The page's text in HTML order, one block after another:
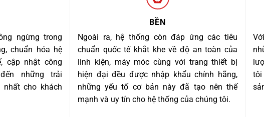
ngừng trong
chuẩn hóa hệ
cập nhật công
những trải
nhất cho khách
BỀN
Ngoài ra, hệ thống còn đáp ứng các tiêu
chuẩn quốc tế khắt khe về độ an toàn của
linh kiện, máy móc cùng với trang thiết bị
hiện đại đều được nhập khẩu chính hãng,
những yếu tố cơ bản này đã tạo nên thế
mạnh và uy tín cho hệ thống của chúng tôi.
tôi